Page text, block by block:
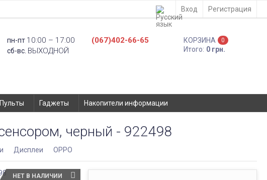
Вход Регистрация
пн-пт 10:00 – 17:00
сб-вс. ВЫХОДНОЙ
(067)402-66-65 КОРЗИНА 0
Итого: 0 грн.
Пульты Гаджеты Накопители информации
черный - 922498
Дисплеи OPPO
НЕТ В НАЛИЧИИ